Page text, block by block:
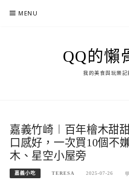
MENU
QQ的懶
我的美食與玩樂記
嘉義竹崎︱百年檜木甜
口感好，一次買10個不
木、星空小屋旁
嘉義小吃 TERESA 2025-07-26